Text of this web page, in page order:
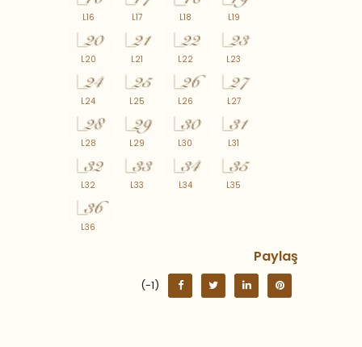
L16 L17 L18 L19
L20 L21 L22 L23
L24 L25 L26 L27
L28 L29 L30 L31
L32 L33 L34 L35
L36
Paylaş
(-1)